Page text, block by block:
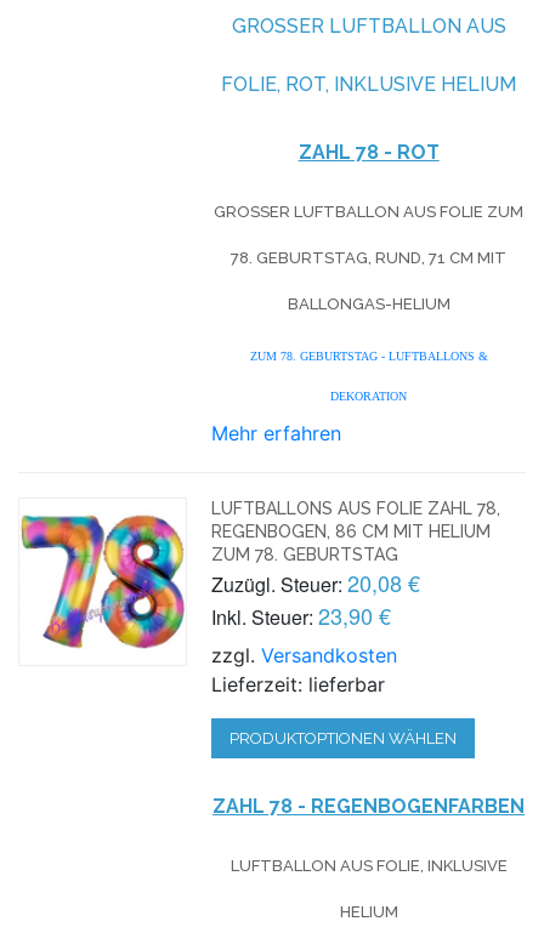
GROSSER LUFTBALLON AUS F
OLIE, ROT, INKLUSIVE HELIUM
ZAHL 78 - ROT
GROSSER LUFTBALLON AUS FOLIE ZUM 7
8. GEBURTSTAG, RUND, 71 CM MIT B
ALLONGAS-HELIUM
ZUM 78. GEBURTSTAG - LUFTBALLONS &
DEKORATION
Mehr erfahren
LUFTBALLONS AUS FOLIE ZAHL 78,
REGENBOGEN, 86 CM MIT HELIUM
ZUM 78. GEBURTSTAG
Zuzügl. Steuer: 20,08 €
Inkl. Steuer: 23,90 €
zzgl.Versandkosten
Lieferzeit: lieferbar
PRODUKTOPTIONEN WÄHLEN
ZAHL 78 - REGENBOGENFARBEN
LUFTBALLON AUS FOLIE, INKLUSIVE
HELIUM